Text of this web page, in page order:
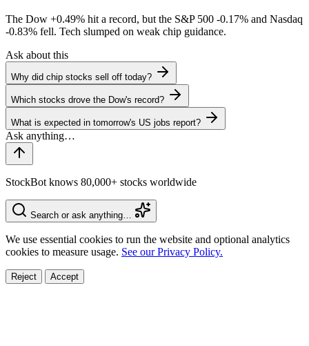
The Dow +0.49% hit a record, but the S&P 500 -0.17% and Nasdaq
-0.83% fell. Tech slumped on weak chip guidance.
Ask about this
Why did chip stocks sell off today?
Which stocks drove the Dow's record?
What is expected in tomorrow's US jobs report?
StockBot knows 80,000+ stocks worldwide
Search or ask anything…
We use essential cookies to run the website and optional analytics
cookies to measure usage. See our Privacy Policy.
Reject Accept